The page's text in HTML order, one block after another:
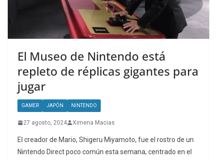
El Museo de Nintendo está
repleto de réplicas gigantes para
jugar
GAMER JAPÓN NINTENDO
27 agosto, 2024 Ximena Macias
El creador de Mario, Shigeru Miyamoto, fue el rostro de un
Nintendo Direct poco común esta semana, centrado en el